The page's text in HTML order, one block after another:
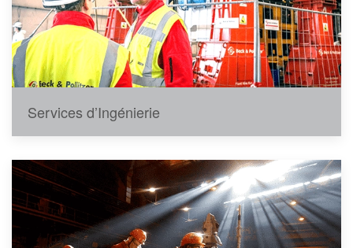
Services d’Ingénierie